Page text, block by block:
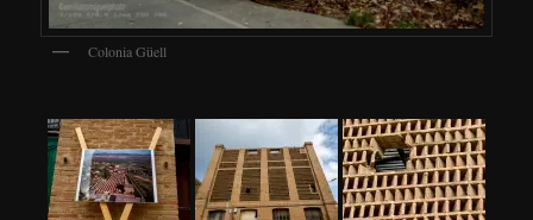
Colonia Güell